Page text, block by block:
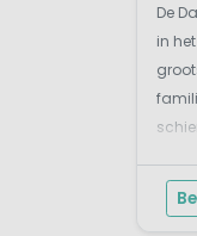
De
in
met
met